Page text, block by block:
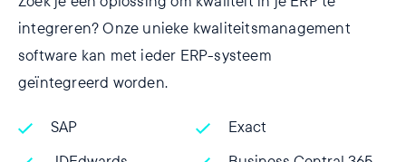
integreren? Onze unieke kwaliteitsmanagement
software kan met ieder ERP-systeem
geïntegreerd worden.
SAP
Exact